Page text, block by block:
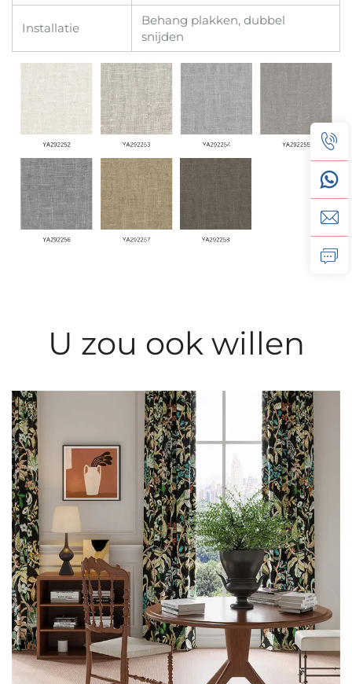
Installatie
Behang plakken, dubbel
snijden
U zou ook willen